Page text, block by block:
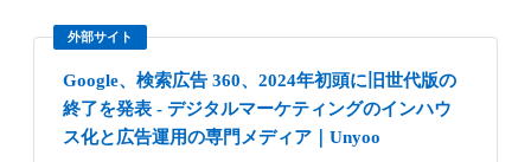
外部サイト
Google、検索広告 360、2024年初頭に旧世代版の
終了を発表 - デジタルマーケティングのインハウ
ス化と広告運用の専門メディア｜Unyoo